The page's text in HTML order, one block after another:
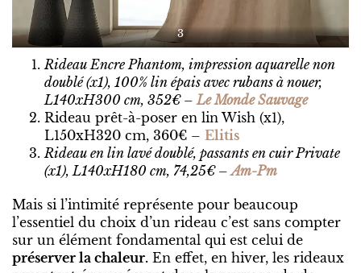
3
Rideau Encre Phantom, impression aquarelle non
doublé (x1), 100% lin épais avec rubans à nouer,
L140xH300 cm, 352€ – Le Monde Sauvage
Rideau prêt-à-poser en lin Wish (x1),
L150xH320 cm, 360€ – Elitis
Rideau en lin lavé doublé, passants en cuir Private
(x1), L140xH180 cm, 74,25€ –Am-Pm
Mais si l’intimité représente pour beaucoup
l’essentiel du choix d’un rideau c’est sans compter
sur un élément fondamental qui est celui de
préserver la chaleur. En effet, en hiver, les rideaux